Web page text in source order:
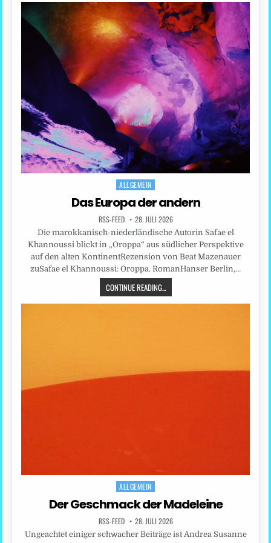
Posted
ALLGEMEIN
Das Europa der andern
RSS-FEED 28. JULI 2026
Die marokkanisch-niederländische Autorin Safae el
Khannoussi blickt in „Oroppa“ aus südlicher Perspektive
auf den alten KontinentRezension von Beat Mazenauer
zuSafae el Khannoussi: Oroppa. RomanHanser Berlin,…
CONTINUE READING...
Posted
ALLGEMEIN
Der Geschmack der Madeleine
RSS-FEED 28. JULI 2026
Ungeachtet einiger schwacher Beiträge ist Andrea Susanne